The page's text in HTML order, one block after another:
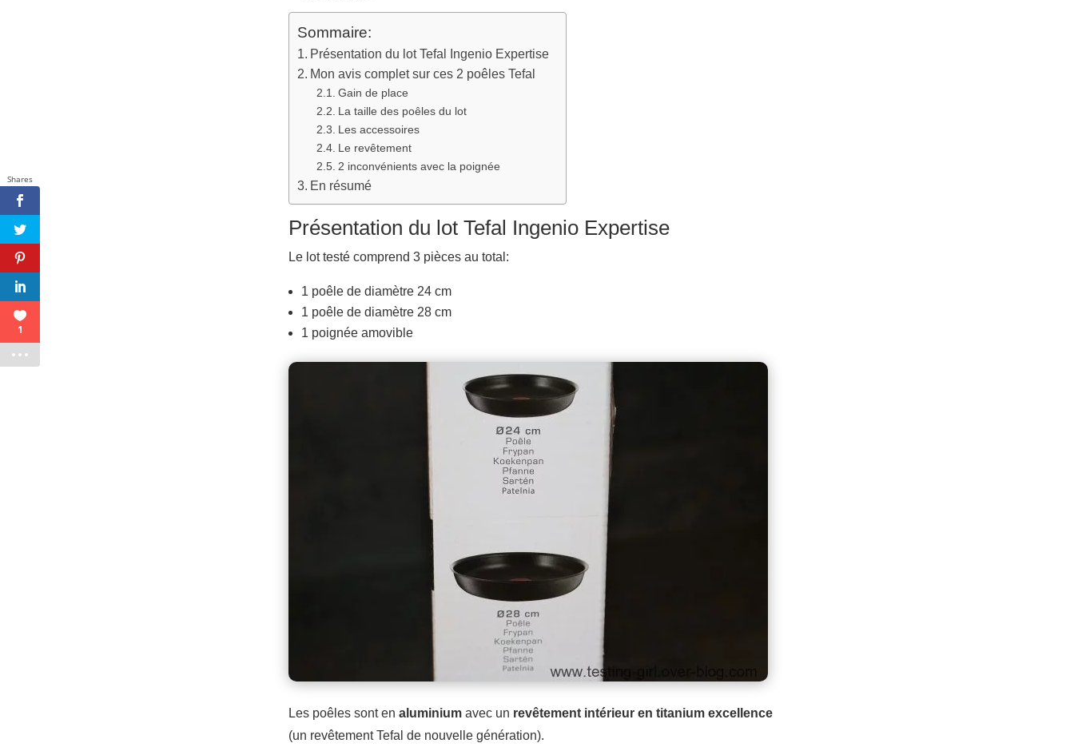
Sommaire:
Présentation du lot Tefal Ingenio Expertise
Mon avis complet sur ces 2 poêles Tefal
Gain de place
La taille des poêles du lot
Les accessoires
Le revêtement
2 inconvénients avec la poignée
En résumé
Présentation du lot Tefal Ingenio Expertise
Le lot testé comprend 3 pièces au total:
1 poêle de diamètre 24 cm
1 poêle de diamètre 28 cm
1 poignée amovible
Les poêles sont enaluminiumavec un revêtement intérieur en titanium excellence
(un revêtement Tefal de nouvelle génération).
Shares
1